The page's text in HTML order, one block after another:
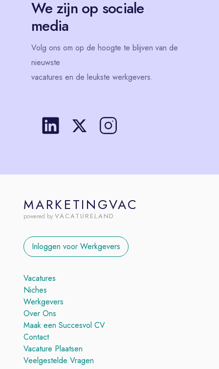
We zijn op sociale
media
Volg ons om op de hoogte te blijven van de
nieuwste
vacatures en de leukste werkgevers.
MARKETINGVAC
powered by VACATURELAND
Inloggen voor Werkgevers
Vacatures
Niches
Werkgevers
Over Ons
Maak een Succesvol CV
Contact
Vacature Plaatsen
Veelgestelde Vragen